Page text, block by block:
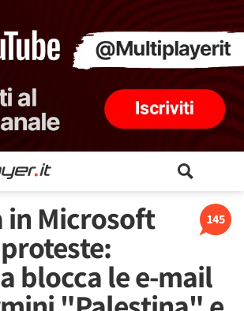
145
in Microsoft
blocca le e-mail